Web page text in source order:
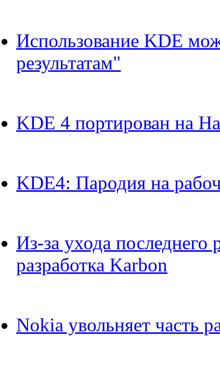
Использование KDE
результатам"
KDE 4 портирован на
KDE4: Пародия на
Из-за ухода последнего
разработка Karbon
Nokia увольняет часть